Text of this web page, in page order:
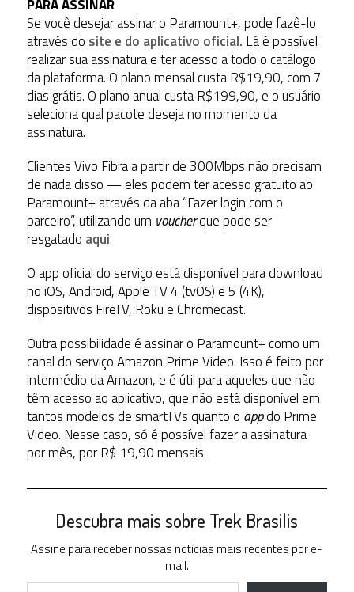
PARA ASSINAR
Se você desejar assinar o Paramount+, pode fazê-lo
através do site e do aplicativo oficial. Lá é possível
realizar sua assinatura e ter acesso a todo o catálogo
da plataforma. O plano mensal custa R$19,90, com 7
dias grátis. O plano anual custa R$199,90, e o usuário
seleciona qual pacote deseja no momento da
assinatura.
Clientes Vivo Fibra a partir de 300Mbps não precisam
de nada disso — eles podem ter acesso gratuito ao
Paramount+ através da aba “Fazer login com o
parceiro”, utilizando um voucherque pode ser
resgatado aqui.
O app oficial do serviço está disponível para download
no iOS, Android, Apple TV 4 (tvOS) e 5 (4K),
dispositivos FireTV, Roku e Chromecast.
Outra possibilidade é assinar o Paramount+ como um
canal do serviço Amazon Prime Video. Isso é feito por
intermédio da Amazon, e é útil para aqueles que não
têm acesso ao aplicativo, que não está disponível em
tantos modelos de smartTVs quanto o appdo Prime
Video. Nesse caso, só é possível fazer a assinatura
por mês, por R$ 19,90 mensais.
Descubra mais sobre Trek Brasilis
Assine para receber nossas notícias mais recentes por e-
mail.
Digite seu e-mail…